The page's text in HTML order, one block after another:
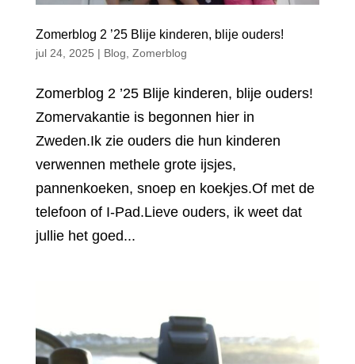
Zomerblog 2 ’25 Blije kinderen, blije ouders!
jul 24, 2025 | Blog Zomerblog
Zomerblog 2 ’25 Blije kinderen, blije ouders!
Zomervakantie is begonnen hier in
Zweden.Ik zie ouders die hun kinderen
verwennen methele grote ijsjes,
pannenkoeken, snoep en koekjes.Of met de
telefoon of I-Pad.Lieve ouders, ik weet dat
jullie het goed...